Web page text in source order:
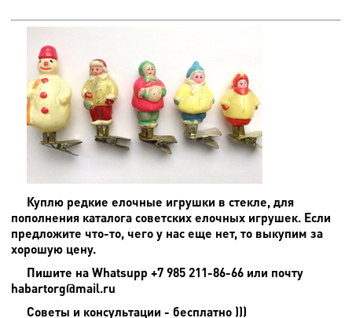
Куплю редкие елочные игрушки в стекле, для
пополнения каталога советских елочных игрушек. Если
предложите что-то, чего у нас еще нет, то выкупим за
хорошую цену.
Пишите на Whatsupp +7 985 211-86-66 или почту
habartorg@mail.ru
Советы и консультации - бесплатно )))